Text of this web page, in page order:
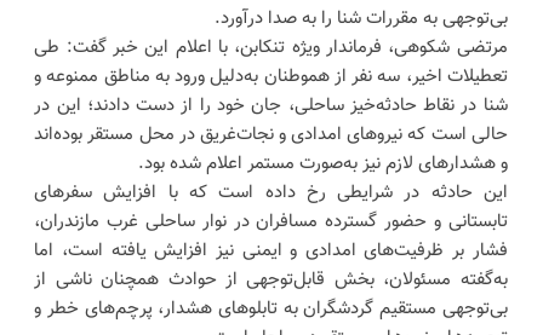
بی‌توجهی به مقررات شنا را به صدا درآورد.
مرتضی شکوهی، فرماندار ویژه تنکابن، با اعلام این خبر گفت: طی
تعطیلات اخیر، سه نفر از هموطنان به‌دلیل ورود به مناطق ممنوعه و
شنا در نقاط حادثه‌خیز ساحلی، جان خود را از دست دادند؛ این در
حالی است که نیروهای امدادی و نجات‌غریق در محل مستقر بوده‌اند
و هشدارهای لازم نیز به‌صورت مستمر اعلام شده بود.
این حادثه در شرایطی رخ داده است که با افزایش سفرهای
تابستانی و حضور گسترده مسافران در نوار ساحلی غرب مازندران،
فشار بر ظرفیت‌های امدادی و ایمنی نیز افزایش یافته است، اما
به‌گفته مسئولان، بخش قابل‌توجهی از حوادث همچنان ناشی از
بی‌توجهی مستقیم گردشگران به تابلوهای هشدار، پرچم‌های خطر و